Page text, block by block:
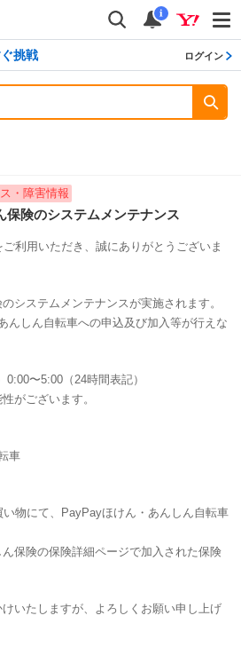
検索
通知
i
挑戦 ログイン
・障害情報
保険のシステムメンテナンス
利用いただき、誠にありがとうございま
システムメンテナンスが実施されます。
んしん自転車への申込及び加入等が行えな
〜5:00（24時間表記）
がございます。
車
い物にて、PayPayほけん・あんしん自転車
保険の保険詳細ページで加入された保険
いたしますが、よろしくお願い申し上げ